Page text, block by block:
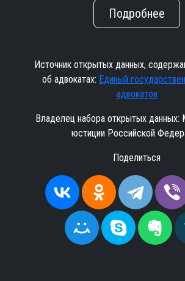
Подробнее
Источник открытых данных,
об адвокатах: Единый
адвокатов
Владелец набора открытых данных:
юстиции Российской
Поделиться